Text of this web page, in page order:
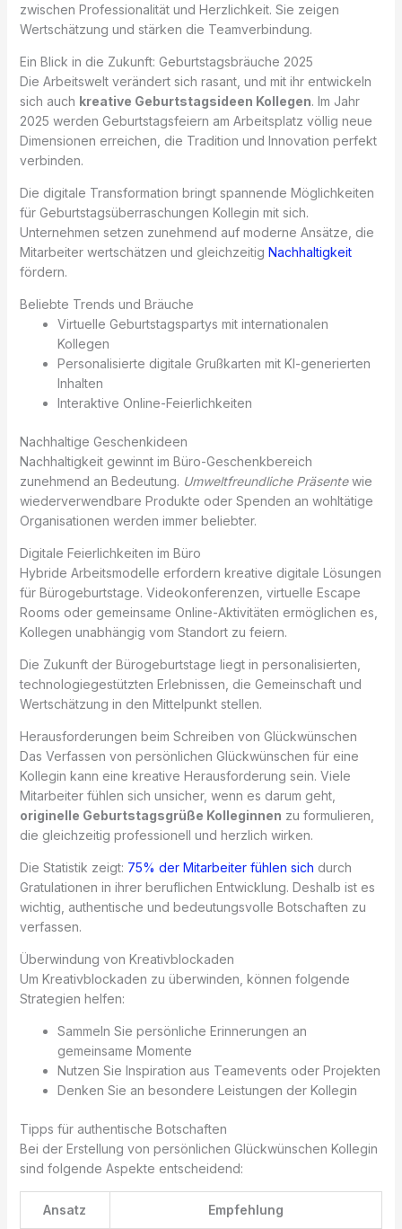
zwischen Professionalität und Herzlichkeit. Sie zeigen
Wertschätzung und stärken die Teamverbindung.
Ein Blick in die Zukunft: Geburtstagsbräuche 2025
Die Arbeitswelt verändert sich rasant, und mit ihr entwickeln
sich auch kreative Geburtstagsideen Kollegen. Im Jahr
2025 werden Geburtstagsfeiern am Arbeitsplatz völlig neue
Dimensionen erreichen, die Tradition und Innovation perfekt
verbinden.
Die digitale Transformation bringt spannende Möglichkeiten
für Geburtstagsüberraschungen Kollegin mit sich.
Unternehmen setzen zunehmend auf moderne Ansätze, die
Mitarbeiter wertschätzen und gleichzeitig Nachhaltigkeit
fördern.
Beliebte Trends und Bräuche
Virtuelle Geburtstagspartys mit internationalen
Kollegen
Personalisierte digitale Grußkarten mit KI-generierten
Inhalten
Interaktive Online-Feierlichkeiten
Nachhaltige Geschenkideen
Nachhaltigkeit gewinnt im Büro-Geschenkbereich
zunehmend an Bedeutung. Umweltfreundliche Präsentewie
wiederverwendbare Produkte oder Spenden an wohltätige
Organisationen werden immer beliebter.
Digitale Feierlichkeiten im Büro
Hybride Arbeitsmodelle erfordern kreative digitale Lösungen
für Bürogeburtstage. Videokonferenzen, virtuelle Escape
Rooms oder gemeinsame Online-Aktivitäten ermöglichen es,
Kollegen unabhängig vom Standort zu feiern.
Die Zukunft der Bürogeburtstage liegt in personalisierten,
technologiegestützten Erlebnissen, die Gemeinschaft und
Wertschätzung in den Mittelpunkt stellen.
Herausforderungen beim Schreiben von Glückwünschen
Das Verfassen von persönlichen Glückwünschen für eine
Kollegin kann eine kreative Herausforderung sein. Viele
Mitarbeiter fühlen sich unsicher, wenn es darum geht,
originelle Geburtstagsgrüße Kolleginnen zu formulieren,
die gleichzeitig professionell und herzlich wirken.
Die Statistik zeigt: 75% der Mitarbeiter fühlen sich durch
Gratulationen in ihrer beruflichen Entwicklung. Deshalb ist es
wichtig, authentische und bedeutungsvolle Botschaften zu
verfassen.
Überwindung von Kreativblockaden
Um Kreativblockaden zu überwinden, können folgende
Strategien helfen:
Sammeln Sie persönliche Erinnerungen an
gemeinsame Momente
Nutzen Sie Inspiration aus Teamevents oder Projekten
Denken Sie an besondere Leistungen der Kollegin
Tipps für authentische Botschaften
Bei der Erstellung von persönlichen Glückwünschen Kollegin
sind folgende Aspekte entscheidend:
Ansatz Empfehlung